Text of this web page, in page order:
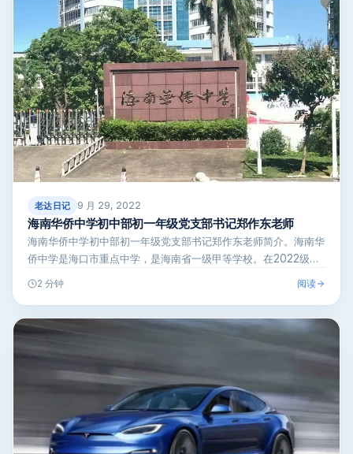
老达日记 9 月 29, 2022
海南华侨中学初中部初一年级党支部书记郑作东老师
海南华侨中学初中部初一年级党支部书记郑作东老师简介。海南华
侨中学是海口市重点中学，是海南省一级甲等学校。在2022级初
一年级老师中…
2 分钟 阅读